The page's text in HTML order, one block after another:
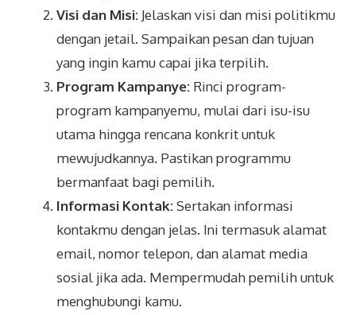
Visi dan Misi: Jelaskan visi dan misi politikmu
dengan jetail. Sampaikan pesan dan tujuan
yang ingin kamu capai jika terpilih.
Program Kampanye: Rinci program-
program kampanyemu, mulai dari isu-isu
utama hingga rencana konkrit untuk
mewujudkannya. Pastikan programmu
bermanfaat bagi pemilih.
Informasi Kontak:Sertakan informasi
kontakmu dengan jelas. Ini termasuk alamat
email, nomor telepon, dan alamat media
sosial jika ada. Mempermudah pemilih untuk
menghubungi kamu.